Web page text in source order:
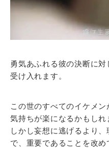
勇気あふれる彼の決断に
受け入れます。
この世のすべてのイケメ
気持ちが楽になるかもしれ
しかし妄想に逃げるより
で、重要であることを改め